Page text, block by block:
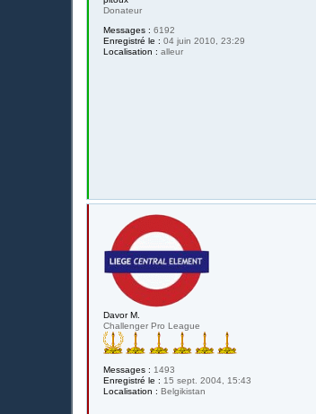
Donateur
Messages : 6192
Enregistré le : 04 juin 2010, 23:29
Localisation : alleur
Davor M.
Challenger Pro League
Messages : 1493
Enregistré le : 15 sept. 2004, 15:43
Localisation : Belgikistan